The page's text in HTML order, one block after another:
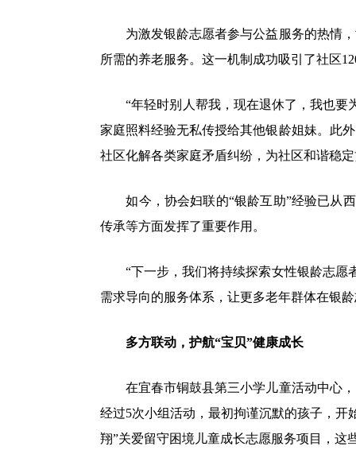
为激发银龄志愿者参与公益服务的热情，
所需的养老服务。这一机制成功吸引了社区
“年轻时别人帮我，现在退休了，我也要为
家庭照料经验无私传授给其他银龄姐妹。此
社区化解各类家庭矛盾纠纷，为社区和谐稳
如今，协会妇联的“银龄互助”经验已从西
传承等方面发挥了重要作用。
“下一步，我们将持续探索女性银龄志愿
需求导向的服务体系，让更多老年群体在银
多方联动，护航“宝贝”健康成长
在宜春市铜鼓县第三小学儿童活动中心，
经过5次小组活动，最初拘谨沉默的孩子，
翔”关爱留守困境儿童成长志愿服务项目，这